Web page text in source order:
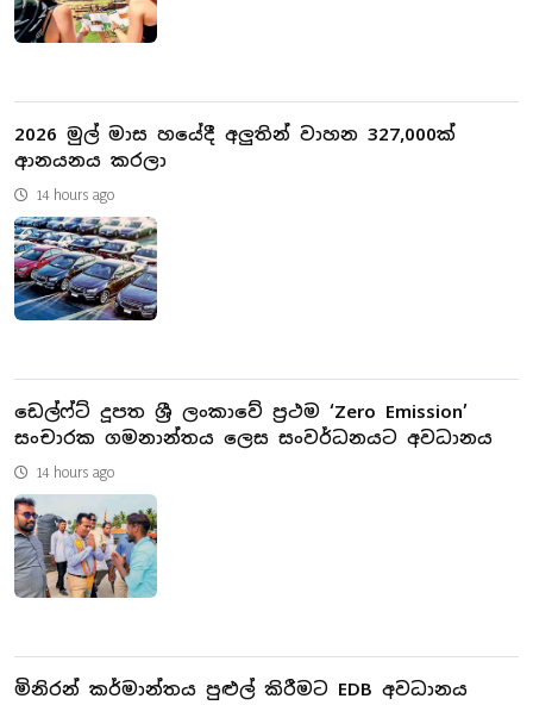
2026 මුල් මාස හයේදී අලුතින් වාහන 327,000ක්
ආනයනය කරලා
14 hours ago
ඩෙල්ෆ්ට් දූපත ශ්‍රී ලංකාවේ ප්‍රථම ‘Zero Emission’
සංචාරක ගමනාන්තය ලෙස සංවර්ධනයට අවධානය
14 hours ago
මිනිරන් කර්මාන්තය පුළුල් කිරීමට EDB අවධානය